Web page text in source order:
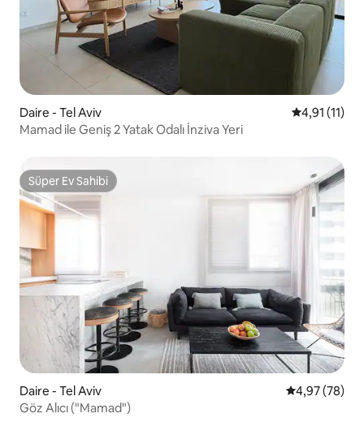
Daire - Tel Aviv 5 üzerinden
4,91 (11)
Mamad ile Geniş 2 Yatak Odalı İnziva Yeri
Süper Ev Sahibi
Süper Ev Sahibi
Daire - Tel Aviv 5 üzerinden
4,97 (78)
Göz Alıcı ("Mamad")